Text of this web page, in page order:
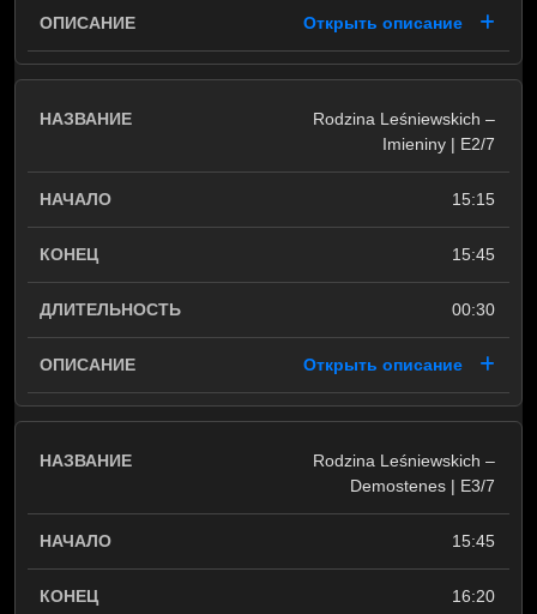
Открыть описание
Rodzina Leśniewskich –
Imieniny | E2/7
15:15
15:45
00:30
Открыть описание
Rodzina Leśniewskich –
Demostenes | E3/7
15:45
16:20